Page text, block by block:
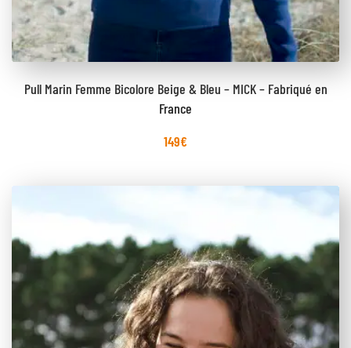
Pull Marin Femme Bicolore Beige & Bleu – MICK – Fabriqué en
France
149€